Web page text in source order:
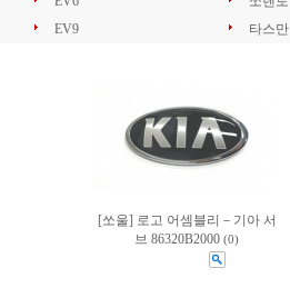
EV9
타스만
[쏘울] 로고 어셈블리－기아 서
브 86320B2000 (0)